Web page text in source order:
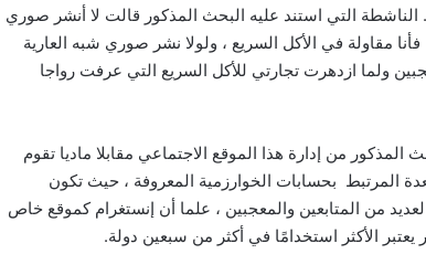
التي استند عليه البحث المذكور قالت لا أنشر صوري
مقاولة في الأكل السريع ، ولولا نشر صوري شبه العارية
ولما ازدهرت تجارتي للأكل السريع التي عرفت رواجا
من إدارة هذا الموقع الاجتماعي مقابلا ماديا تقوم
المرتبط بحسابات الخوارزمية المعروفة ، حيث تكون
من المتابعين والمعجبين ، علما أن إنستغرام كموقع خاص